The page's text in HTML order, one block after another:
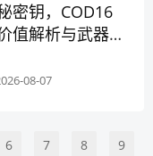
密钥，COD16
值解析与武器解
08-07
6 7 8
9